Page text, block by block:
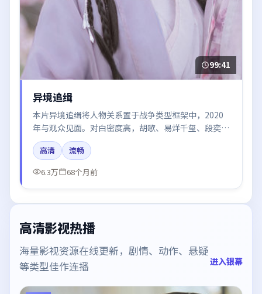
99:41
异境追缉
本片异境追缉将人物关系置于战争类型框架中，2020
年与观众见面。对白密度高，胡歌、易烊千玺、段奕
宏、咏梅的台词节奏值得关注；整体气质偏韩国都市与
冷色调摄影。
高清
流畅
6.3万
68个月前
高清影视热播
海量影视资源在线更新，剧情、动作、悬疑
等类型佳作连播
进入银幕